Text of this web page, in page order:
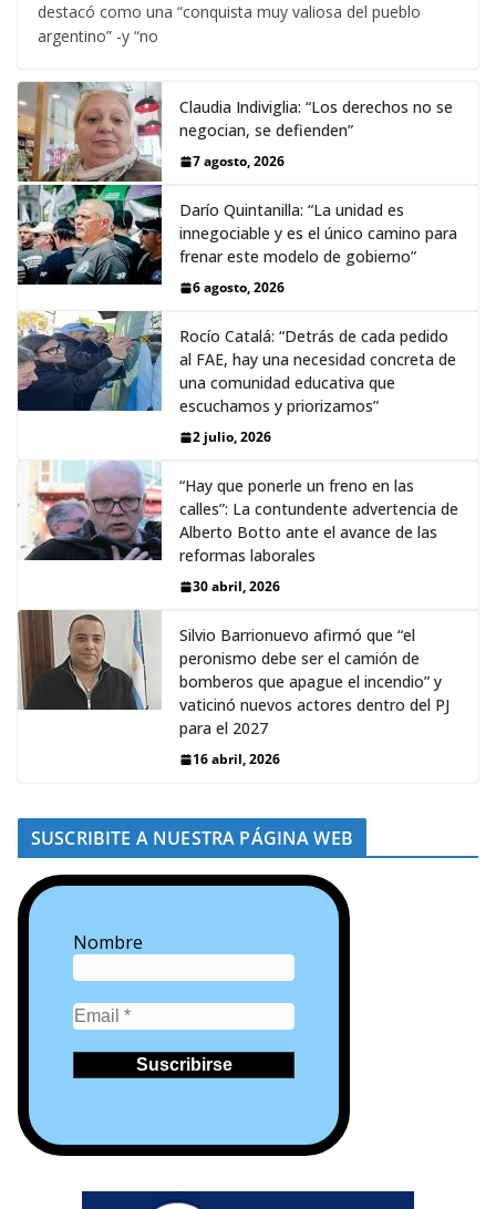
destacó como una “conquista muy valiosa del pueblo
argentino” -y “no
Claudia Indiviglia: “Los derechos no se
negocian, se defienden”
7 agosto, 2026
Darío Quintanilla: “La unidad es
innegociable y es el único camino para
frenar este modelo de gobierno”
6 agosto, 2026
Rocío Catalá: “Detrás de cada pedido
al FAE, hay una necesidad concreta de
una comunidad educativa que
escuchamos y priorizamos”
2 julio, 2026
“Hay que ponerle un freno en las
calles”: La contundente advertencia de
Alberto Botto ante el avance de las
reformas laborales
30 abril, 2026
Silvio Barrionuevo afirmó que “el
peronismo debe ser el camión de
bomberos que apague el incendio” y
vaticinó nuevos actores dentro del PJ
para el 2027
16 abril, 2026
SUSCRIBITE A NUESTRA PÁGINA WEB
Nombre